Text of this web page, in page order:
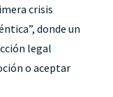
crisis
donde un
legal
o aceptar